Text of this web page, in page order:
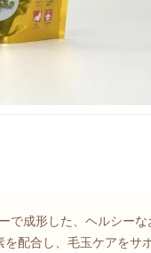
で成形した、ヘルシーな
配合し、毛玉ケアをサ